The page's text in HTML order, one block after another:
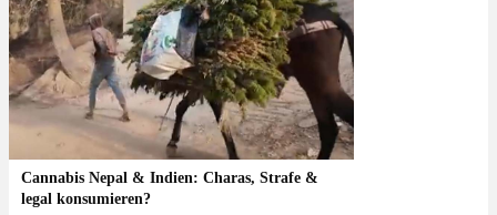
Cannabis Nepal & Indien: Charas, Strafe &
legal konsumieren?